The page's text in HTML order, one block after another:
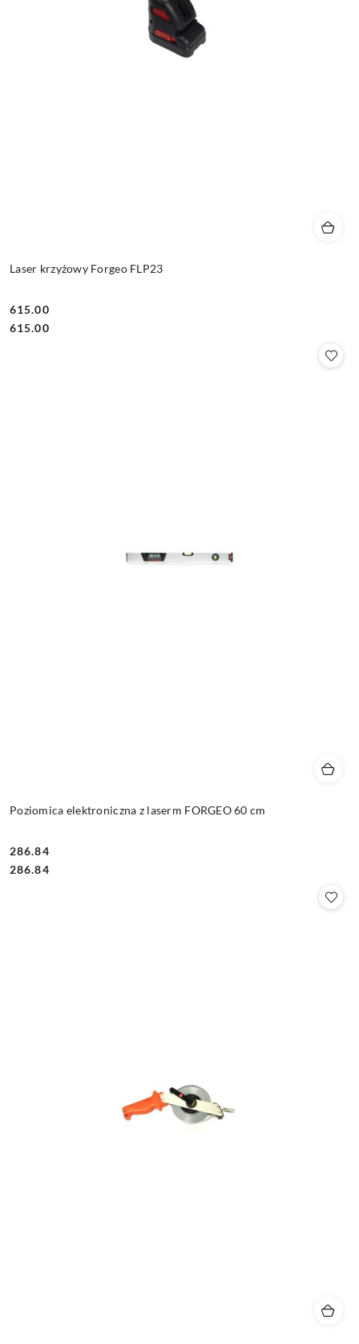
Laser krzyżowy Forgeo FLP23
Cena:
615.00
Cena:
615.00
Poziomica elektroniczna z laserm FORGEO 60 cm
Cena:
286.84
Cena:
286.84